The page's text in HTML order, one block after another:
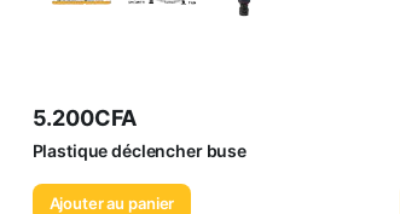
5.200CFA
Plastique déclencher buse
Ajouter au panier